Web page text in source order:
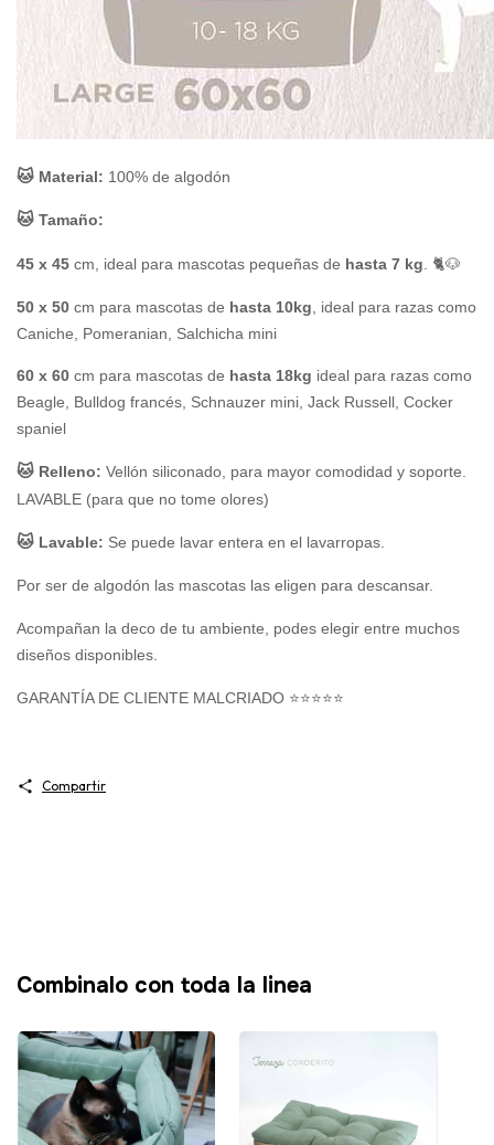
🐱 Material: 100% de algodón
🐱 Tamaño:
45 x 45 cm, ideal para mascotas pequeñas de hasta 7 kg . 🐈🐶
50 x 50 cm para mascotas de hasta 10kg , ideal para razas como
Caniche, Pomeranian, Salchicha mini
60 x 60 cm para mascotas de hasta 18kg ideal para razas como
Beagle, Bulldog francés, Schnauzer mini, Jack Russell, Cocker
spaniel
🐱 Relleno: Vellón siliconado, para mayor comodidad y soporte.
LAVABLE (para que no tome olores)
🐱 Lavable: Se puede lavar entera en el lavarropas.
Por ser de algodón las mascotas las eligen para descansar.
Acompañan la deco de tu ambiente, podes elegir entre muchos
diseños disponibles.
GARANTÍA DE CLIENTE MALCRIADO ⭐⭐⭐⭐⭐
Compartir
Combinalo con toda la linea